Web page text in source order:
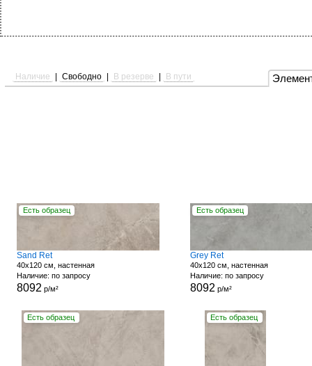
Наличие Свободно В резерве В пути
Есть образец
Sand Ret
40x120 см, настенная
Наличие: по запросу
8092 р/м²
Есть образец
Grey Ret
40x120 см, настенная
Наличие: по запросу
8092 р/м²
Есть образец Есть образец